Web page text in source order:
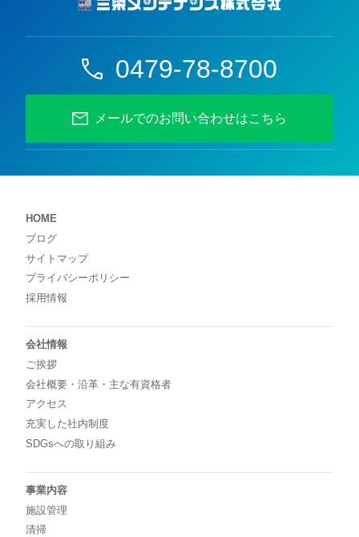
0479-78-8700
メールでのお問い合わせはこちら
HOME
ブログ
サイトマップ
プライバシーポリシー
採用情報
会社情報
ご挨拶
会社概要・沿革・主な有資格者
アクセス
充実した社内制度
SDGsへの取り組み
事業内容
施設管理
清掃